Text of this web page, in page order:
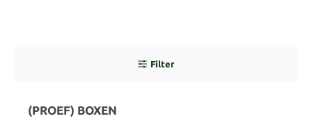
Filter
(PROEF) BOXEN